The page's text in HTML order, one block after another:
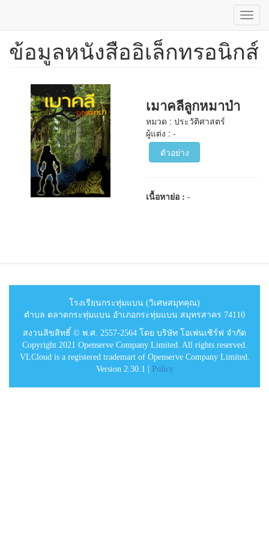
ข้าม
ข้อมูลหนังสืออิเล็กทรอนิกส์
เมาคลีลูกหมาป่า
หมวด : ประวัติศาสตร์
ผู้แต่ง : -
ตัวอย่าง
เนื้อหาย่อ :-
โรงเรียนกระทุ่มแบน (วิเศษสมุทคุณ)
ตำบล ตลาดกระทุ่มแบน อำเภอกระทุ่มแบน สมุทรสาคร 74110
สงวนลิขสิทธิ์ © พ.ศ. 2557-2564 โดย บริษัท โอเพ่นเซิร์ฟ จำกัด
Copyright 2021 Openserve Company Limited. All rights reserved.
VLCloud is a registered trademart of Openserve Company Limited.
Version 2.30.1 |
Policy